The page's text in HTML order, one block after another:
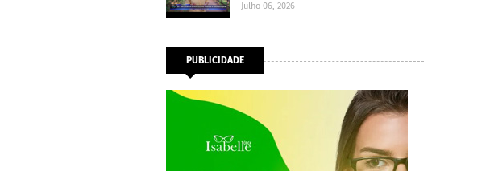
Julho 06, 2026
PUBLICIDADE